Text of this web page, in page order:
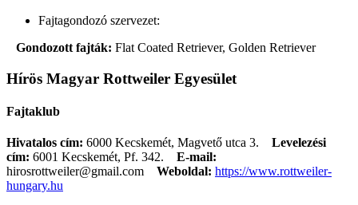
Fajtagondozó szervezet:
Gondozott fajták: Flat Coated Retriever, Golden Retriever
Hírös Magyar Rottweiler Egyesület
Fajtaklub
Hivatalos cím: 6000 Kecskemét, Magvető utca 3. Levelezési
cím: 6001 Kecskemét, Pf. 342.
E-mail:
hirosrottweiler@gmail.com
Weboldal: https://www.rottweiler-
hungary.hu